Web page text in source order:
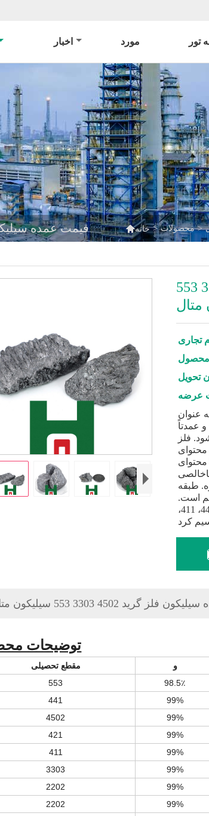
اخبار مورد تور
قیمت عمده سیلیکون فلز گرید خانه > محصولات >
قیمت عمده سیلیکون فلز گرید 4502 3303 553
متال
تجاری
محصول
تحویل
عرضه
عنوان
عمدتاً
فلز
محتوای
با محتوای
طبقه
است.
فلز سیلیکون را می توان به گریدهای مختلفی مانند 553، 441، 411،
گرید 4502 3303 553 سیلیکون متال
توضیحات
مقطع تحصیلی و
553
98.5٪
441
99%
4502
99%
421
99%
411
99%
3303
99%
2202
99%
2202
99%